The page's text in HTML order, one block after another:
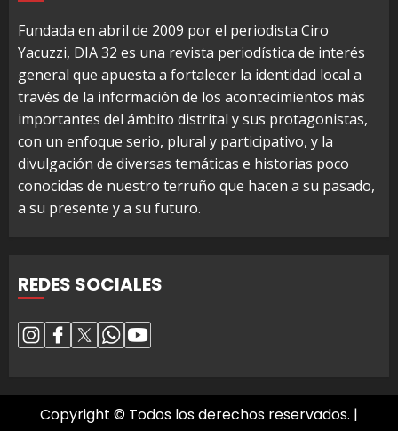
Fundada en abril de 2009 por el periodista Ciro
Yacuzzi, DIA 32 es una revista periodística de interés
general que apuesta a fortalecer la identidad local a
través de la información de los acontecimientos más
importantes del ámbito distrital y sus protagonistas,
con un enfoque serio, plural y participativo, y la
divulgación de diversas temáticas e historias poco
conocidas de nuestro terruño que hacen a su pasado,
a su presente y a su futuro.
REDES SOCIALES
Copyright © Todos los derechos reservados. |